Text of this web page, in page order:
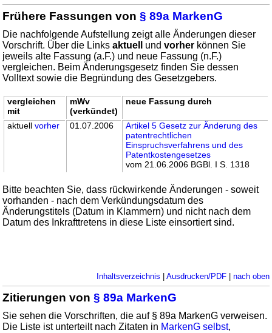
Frühere Fassungen von§ 89a MarkenG
Die nachfolgende Aufstellung zeigt alle Änderungen dieser
Vorschrift. Über die Linksaktuell undvorher können Sie
jeweils alte Fassung (a.F.) und neue Fassung (n.F.)
vergleichen. Beim Änderungsgesetz finden Sie dessen
Volltext sowie die Begründung des Gesetzgebers.
vergleichen
mit
mWv
(verkündet)
neue Fassung durch
aktuellvorher 01.07.2006
Artikel 5 Gesetz zur Änderung des
patentrechtlichen
Einspruchsverfahrens und des
Patentkostengesetzes
vom 21.06.2006 BGBl. I S. 1318
Bitte beachten Sie, dass rückwirkende Änderungen - soweit
vorhanden - nach dem Verkündungsdatum des
Änderungstitels (Datum in Klammern) und nicht nach dem
Datum des Inkrafttretens in diese Liste einsortiert sind.
Inhaltsverzeichnis Ausdrucken/PDF| nach oben
Zitierungen von§ 89a MarkenG
Sie sehen die Vorschriften, die auf § 89a MarkenG verweisen.
Die Liste ist unterteilt nach Zitaten in MarkenG selbst,